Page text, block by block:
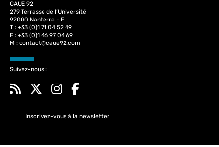
CAUE 92
279 Terrasse de l’Université
92000 Nanterre - F
T : +33 (0)1 71 04 52 49
F : +33 (0)1 46 97 04 69
M : contact@caue92.com
Suivez-nous :
Inscrivez-vous à la newsletter